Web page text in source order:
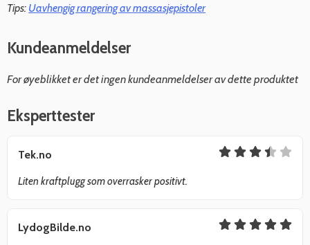
Tips: Uavhengig rangering av massasjepistoler
Kundeanmeldelser
For øyeblikket er det ingen kundeanmeldelser av dette produktet
Eksperttester
Tek.no
Liten kraftplugg som overrasker positivt.
LydogBilde.no